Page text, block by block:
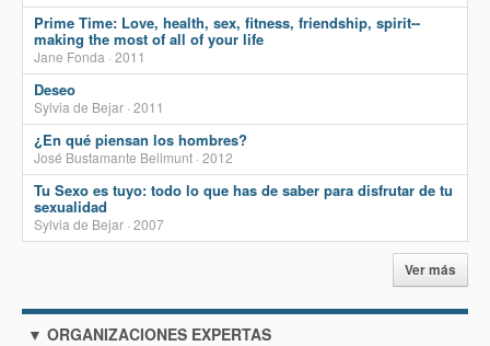
Prime Time: Love, health, sex, fitness, friendship, spirit--
making the most of all of your life
Jane Fonda · 2011
Deseo
Sylvia de Bejar · 2011
¿En qué piensan los hombres?
José Bustamante Bellmunt · 2012
Tu Sexo es tuyo: todo lo que has de saber para disfrutar de tu
sexualidad
Sylvia de Bejar · 2007
Ver más
▼ ORGANIZACIONES EXPERTAS